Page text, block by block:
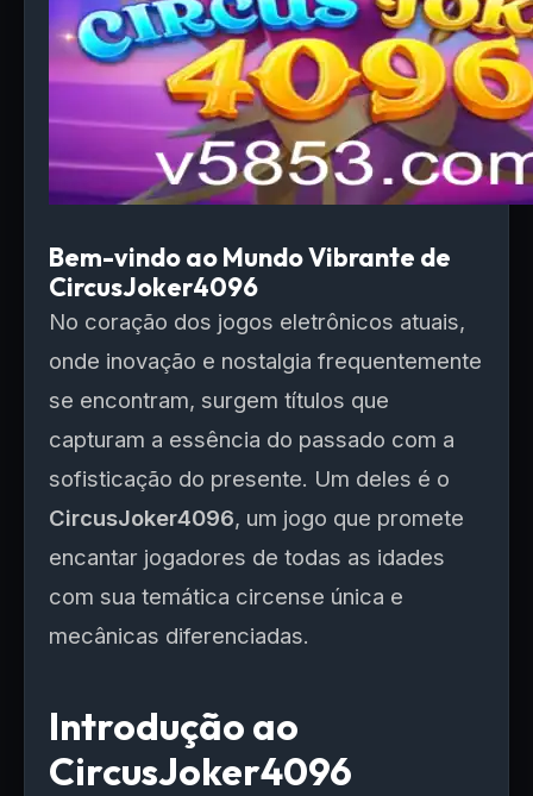
Bem-vindo ao Mundo Vibrante de
CircusJoker4096
No coração dos jogos eletrônicos atuais,
onde inovação e nostalgia frequentemente
se encontram, surgem títulos que
capturam a essência do passado com a
sofisticação do presente. Um deles é o
CircusJoker4096, um jogo que promete
encantar jogadores de todas as idades
com sua temática circense única e
mecânicas diferenciadas.
Introdução ao
CircusJoker4096